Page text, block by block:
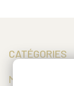
CATÉGORIES
MON COMPTE